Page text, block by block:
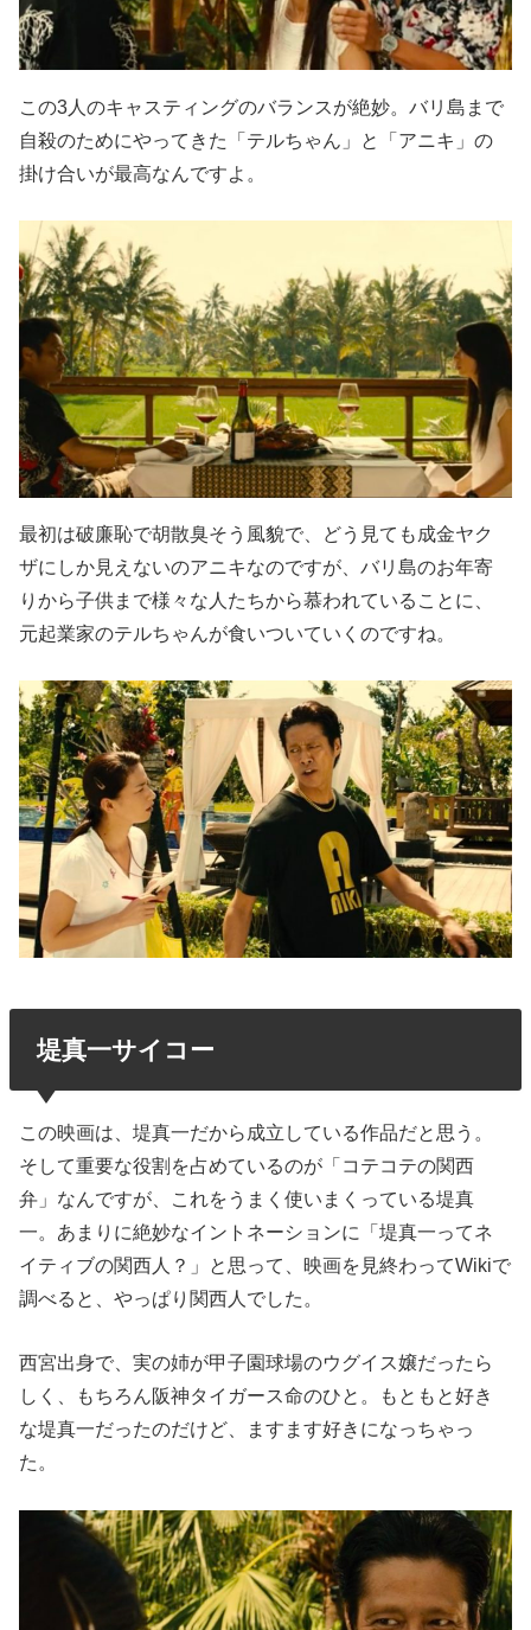
この3人のキャスティングのバランスが絶妙。バリ島まで
自殺のためにやってきた「テルちゃん」と「アニキ」の
掛け合いが最高なんですよ。
最初は破廉恥で胡散臭そう風貌で、どう見ても成金ヤク
ザにしか見えないのアニキなのですが、バリ島のお年寄
りから子供まで様々な人たちから慕われていることに、
元起業家のテルちゃんが食いついていくのですね。
堤真一サイコー
この映画は、堤真一だから成立している作品だと思う。
そして重要な役割を占めているのが「コテコテの関西
弁」なんですが、これをうまく使いまくっている堤真
一。あまりに絶妙なイントネーションに「堤真一ってネ
イティブの関西人？」と思って、映画を見終わってWikiで
調べると、やっぱり関西人でした。
西宮出身で、実の姉が甲子園球場のウグイス嬢だったら
しく、もちろん阪神タイガース命のひと。もともと好き
な堤真一だったのだけど、ますます好きになっちゃっ
た。